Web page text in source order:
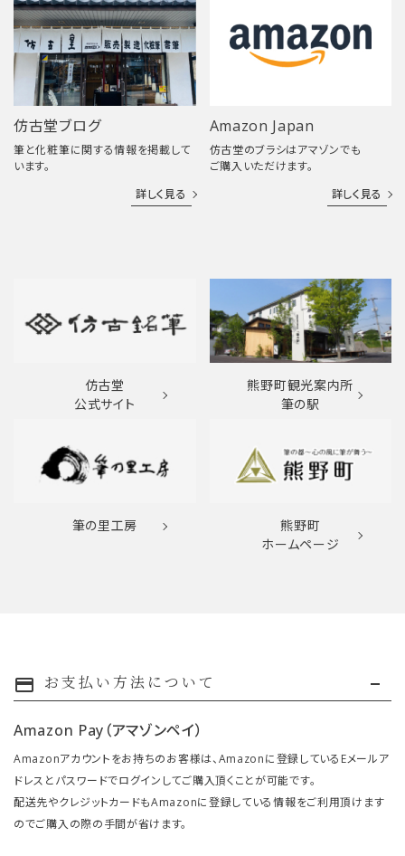
仿古堂ブログ
筆と化粧筆に関する情報を掲載して
います。
詳しく見る
Amazon Japan
仿古堂のブラシはアマゾンでも
ご購入いただけます。
詳しく見る
仿古堂
公式サイト
熊野町観光案内所
筆の駅
筆の里工房
熊野町
ホームページ
payment お支払い方法について
Amazon Pay（アマゾンペイ）
Amazonアカウントをお持ちのお客様は、Amazonに登録しているEメールア
ドレスとパスワードでログインしてご購入頂くことが可能です。
配送先やクレジットカードもAmazonに登録している情報をご利用頂けます
のでご購入の際の手間が省けます。